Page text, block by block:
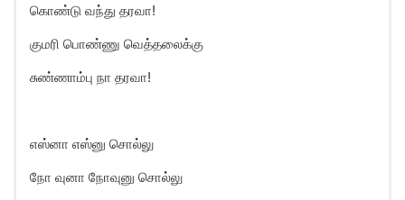
கொண்டு வந்து தரவா!
குமரி பொண்ணு வெத்தலைக்கு
சுண்ணாம்பு நா தரவா!
எஸ்னா எஸ்னு சொல்லு
நோ வுனா நோவுனு சொல்லு